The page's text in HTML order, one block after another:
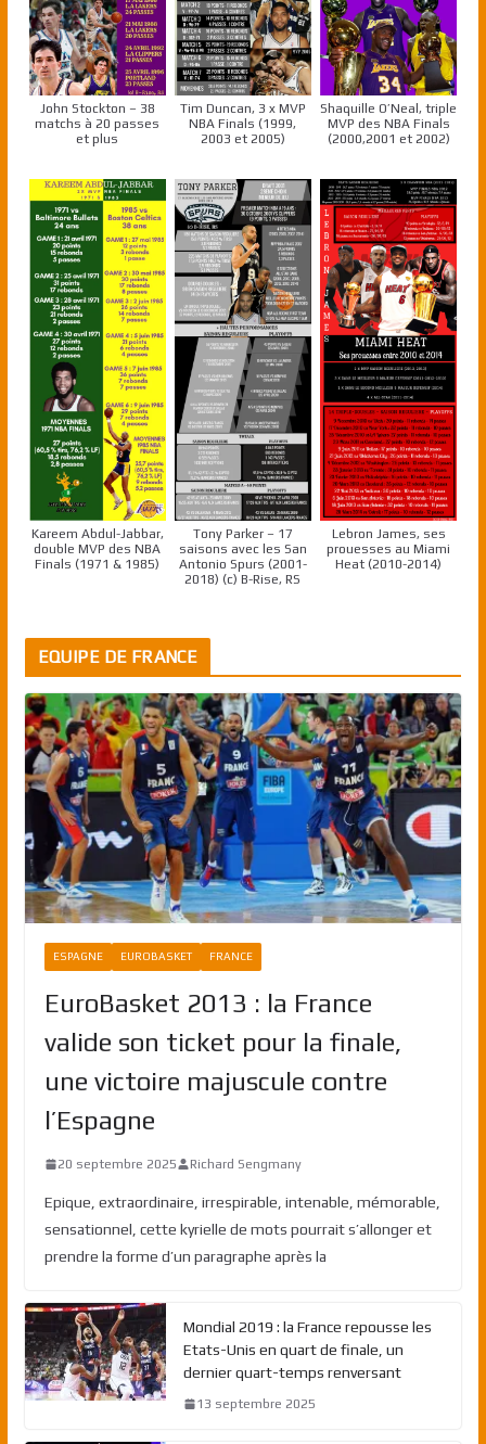
John Stockton – 38
matchs à 20 passes
et plus
Tim Duncan, 3 x MVP
NBA Finals (1999,
2003 et 2005)
Shaquille O’Neal, triple
MVP des NBA Finals
(2000,2001 et 2002)
Kareem Abdul-Jabbar,
double MVP des NBA
Finals (1971 & 1985)
Tony Parker – 17
saisons avec les San
Antonio Spurs (2001-
2018) (c) B-Rise, RS
Lebron James, ses
prouesses au Miami
Heat (2010-2014)
EQUIPE DE FRANCE
ESPAGNE EUROBASKET FRANCE
EuroBasket 2013 : la France
valide son ticket pour la finale,
une victoire majuscule contre
l’Espagne
20 septembre 2025 Richard Sengmany
Epique, extraordinaire, irrespirable, intenable, mémorable,
sensationnel, cette kyrielle de mots pourrait s’allonger et
prendre la forme d’un paragraphe après la
Mondial 2019 : la France repousse les
Etats-Unis en quart de finale, un
dernier quart-temps renversant
13 septembre 2025